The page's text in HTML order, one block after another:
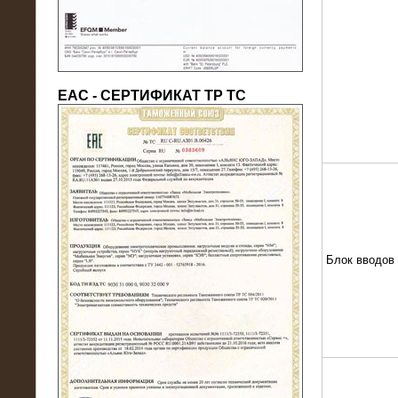
22.05.2016
Нагрузочный модуль в контейнере
10 МВт (0,4 кВ - напряжение)
ЕАС - СЕРТИФИКАТ ТР ТС
Блок вводов